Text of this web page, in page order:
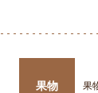
果物 果